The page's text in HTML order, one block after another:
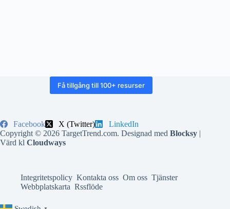
Få tillgång till 100+ resurser
Facebook X (Twitter)
LinkedIn
Copyright © 2026 TargetTrend.com. Designad med Blocksy |
Värd kl Cloudways
Integritetspolicy Kontakta oss Om oss Tjänster
Webbplatskarta Rssflöde